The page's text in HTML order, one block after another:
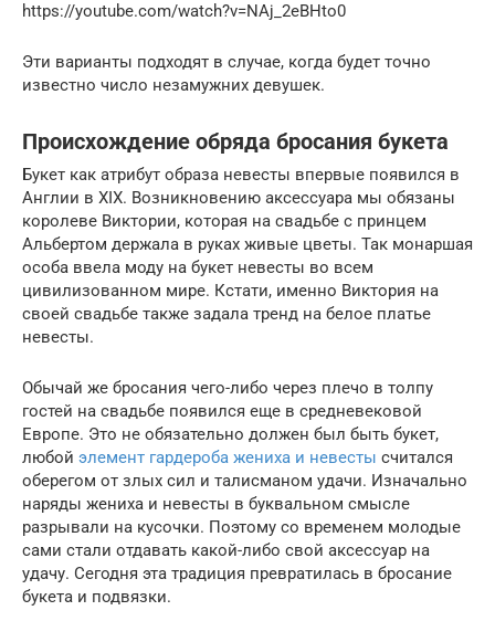
https://youtube.com/watch?v=NAj_2eBHto0
Эти варианты подходят в случае, когда будет точно
известно число незамужних девушек.
Происхождение обряда бросания букета
Букет как атрибут образа невесты впервые появился в
Англии в XIX. Возникновению аксессуара мы обязаны
королеве Виктории, которая на свадьбе с принцем
Альбертом держала в руках живые цветы. Так монаршая
особа ввела моду на букет невесты во всем
цивилизованном мире. Кстати, именно Виктория на
своей свадьбе также задала тренд на белое платье
невесты.
Обычай же бросания чего-либо через плечо в толпу
гостей на свадьбе появился еще в средневековой
Европе. Это не обязательно должен был быть букет,
любой элемент гардероба жениха и невесты считался
оберегом от злых сил и талисманом удачи. Изначально
наряды жениха и невесты в буквальном смысле
разрывали на кусочки. Поэтому со временем молодые
сами стали отдавать какой-либо свой аксессуар на
удачу. Сегодня эта традиция превратилась в бросание
букета и подвязки.